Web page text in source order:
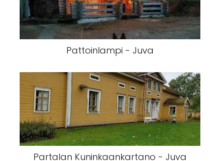
Pattoinlampi - Juva
Partalan Kuninkaankartano - Juva